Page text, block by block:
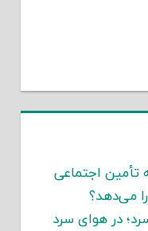
تأمین اجتماعی
در هوای سرد